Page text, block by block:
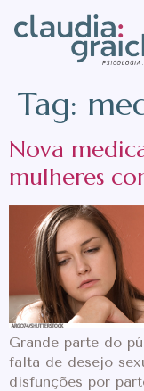
Tag:
Nova
mulheres
Grande parte do
falta de desejo
disfunções por